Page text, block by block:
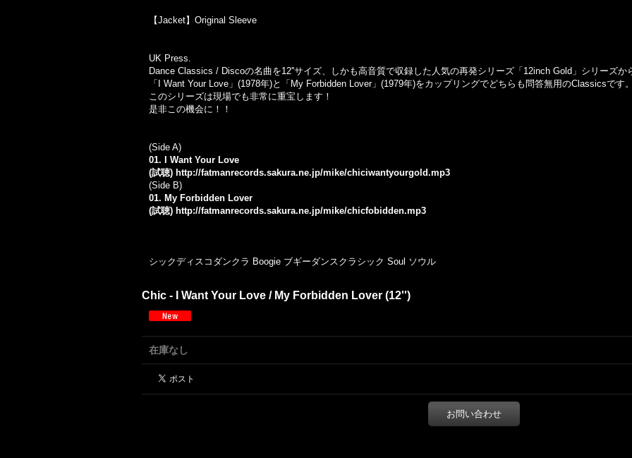
【Jacket】Original Sleeve
UK Press.
Dance Classics / Discoの名曲を12''サイズ、しかも高音質で収録した人気の再発シリーズ「 12inch Gold 」シリーズか
「
I Want Your Love 」 (1978年)と「 My Forbidden Lover」 (1979年)をカップリングでどちらも問答無用のClassicsです
このシリーズは現場でも非常に重宝します！
是非この機会に！！
(Side A)
01. I Want Your Love
(試聴) http://fatmanrecords.sakura.ne.jp/mike/chiciwantyourgold.mp3
(Side B)
01. My Forbidden Lover
(試聴) http://fatmanrecords.sakura.ne.jp/mike/chicfobidden.mp3
シックディスコ ダンクラ Boogie ブギーダンスクラシック Soul ソウル
Chic - I Want Your Love / My Forbidden Lover (12'')
在庫なし
お問い合わせ